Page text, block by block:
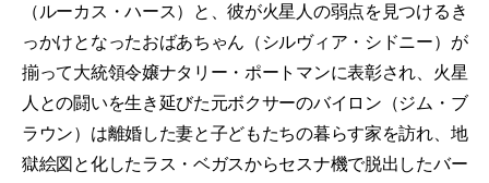
（ルーカス・ハース）と、彼が火星人の弱点を見つけるき
っかけとなったおばあちゃん（シルヴィア・シドニー）が
揃って大統領令嬢ナタリー・ポートマンに表彰され、火星
人との闘いを生き延びた元ボクサーのバイロン（ジム・ブ
ラウン）は離婚した妻と子どもたちの暮らす家を訪れ、地
獄絵図と化したラス・ベガスからセスナ機で脱出したバー